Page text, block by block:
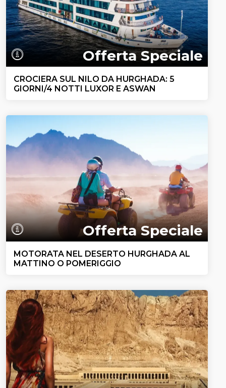
Offerta Speciale
CROCIERA SUL NILO DA HURGHADA: 5
GIORNI/4 NOTTI LUXOR E ASWAN
Offerta Speciale
MOTORATA NEL DESERTO HURGHADA AL
MATTINO O POMERIGGIO